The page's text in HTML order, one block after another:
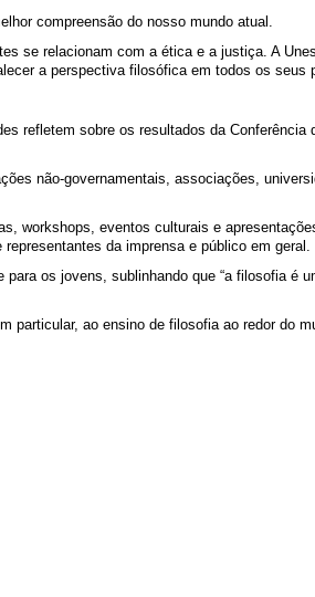
compreensão do nosso mundo atual.
se relacionam com a ética e a justiça. A
a perspectiva filosófica em todos os seus
refletem sobre os resultados da
não-governamentais, associações,
workshops, eventos culturais e
da imprensa e público em geral.
os jovens, sublinhando que “a filosofia é
ao ensino de filosofia ao redor do